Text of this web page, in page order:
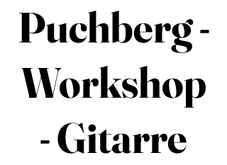
Puchberg -
Workshop
- Gitarre